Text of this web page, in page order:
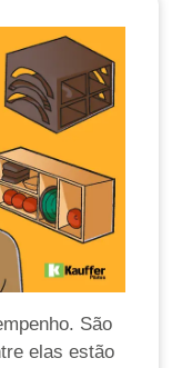
São
elas estão